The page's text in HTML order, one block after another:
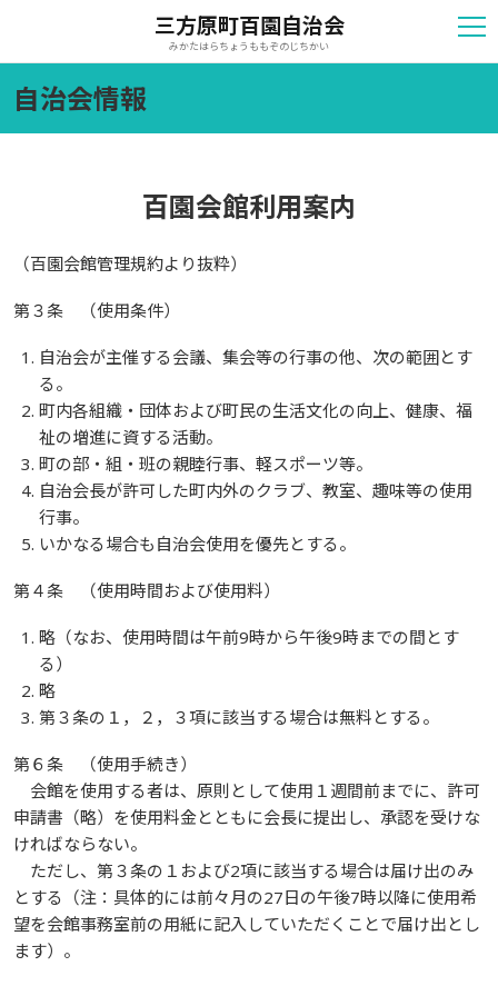
三方原町百園自治会
みかたはらちょうももぞのじちかい
自治会情報
百園会館利用案内
（百園会館管理規約より抜粋）
第３条 （使用条件）
自治会が主催する会議、集会等の行事の他、次の範囲とす
る。
町内各組織・団体および町民の生活文化の向上、健康、福
祉の増進に資する活動。
町の部・組・班の親睦行事、軽スポーツ等。
自治会長が許可した町内外のクラブ、教室、趣味等の使用
行事。
いかなる場合も自治会使用を優先とする。
第４条 （使用時間および使用料）
略（なお、使用時間は午前9時から午後9時までの間とす
る）
略
第３条の１，２，３項に該当する場合は無料とする。
第６条 （使用手続き）
会館を使用する者は、原則として使用１週間前までに、許可
申請書（略）を使用料金とともに会長に提出し、承認を受けな
ければならない。
ただし、第３条の１および2項に該当する場合は届け出のみ
とする（注：具体的には前々月の27日の午後7時以降に使用希
望を会館事務室前の用紙に記入していただくことで届け出とし
ます）。